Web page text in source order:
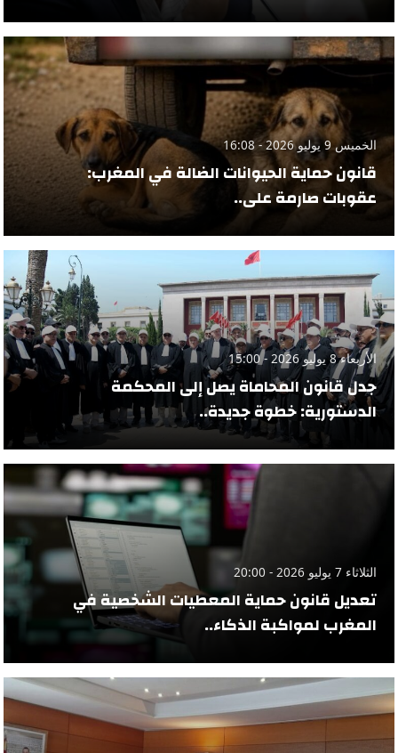
الخميس 9 يوليو 2026 - 16:08
قانون حماية الحيوانات الضالة في المغرب:
عقوبات صارمة على..
الأربعاء 8 يوليو 2026 - 15:00
جدل قانون المحاماة يصل إلى المحكمة
الدستورية: خطوة جديدة..
الثلاثاء 7 يوليو 2026 - 20:00
تعديل قانون حماية المعطيات الشخصية في
المغرب لمواكبة الذكاء..